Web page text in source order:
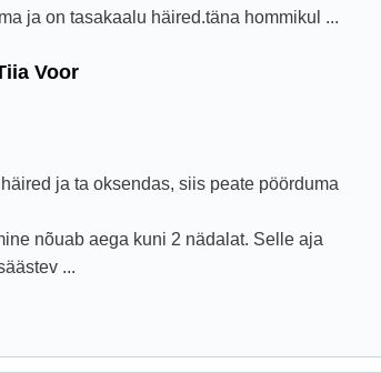
ja on tasakaalu häired.täna hommikul ...
Voor
ja ta oksendas, siis peate pöörduma
nõuab aega kuni 2 nädalat. Selle aja
...